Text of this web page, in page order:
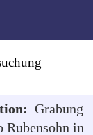
Grabung
Rubensohn in